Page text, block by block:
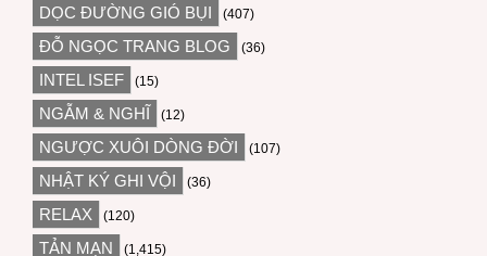
DỌC ĐƯỜNG GIÓ BỤI (407)
ĐỖ NGỌC TRANG BLOG (36)
INTEL ISEF (15)
NGẪM & NGHĨ (12)
NGƯỢC XUÔI DÒNG ĐỜI (107)
NHẬT KÝ GHI VỘI (36)
RELAX (120)
TẢN MẠN (1,415)